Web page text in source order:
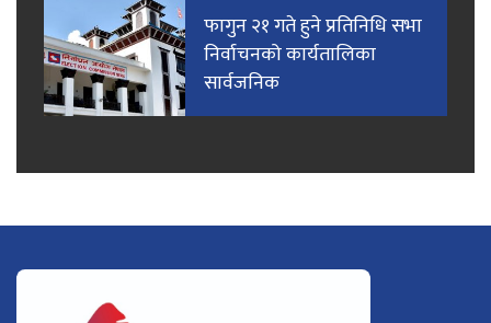
फागुन २१ गते हुने प्रतिनिधि सभा
निर्वाचनको कार्यतालिका
सार्वजनिक